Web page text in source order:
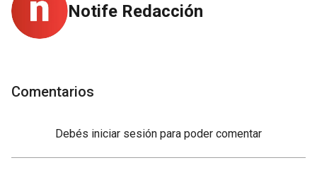
Notife Redacción
Comentarios
Debés iniciar sesión para poder comentar